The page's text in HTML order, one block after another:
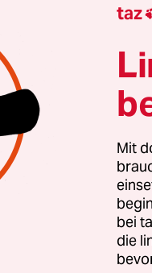
der Athleten.
rechtlos gestellt.
Recht auf
diesen
Sie mit
ist
taz
Mit
bei
die